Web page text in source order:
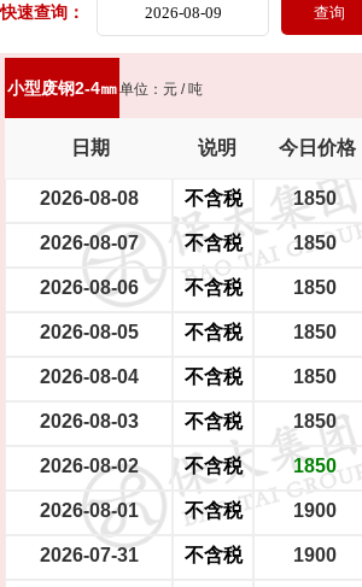
快速查询：
小型废钢2-4㎜单位：元 / 吨
日期 说明 今日价格
2026-08-08 不含税 1850
2026-08-07 不含税 1850
2026-08-06 不含税 1850
2026-08-05 不含税 1850
2026-08-04 不含税 1850
2026-08-03 不含税 1850
2026-08-02 不含税 1850
2026-08-01 不含税 1900
2026-07-31 不含税 1900